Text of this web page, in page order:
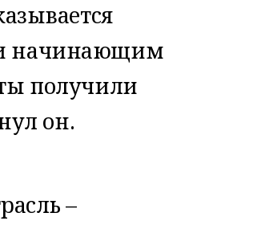
начинающим
получили
он.
–